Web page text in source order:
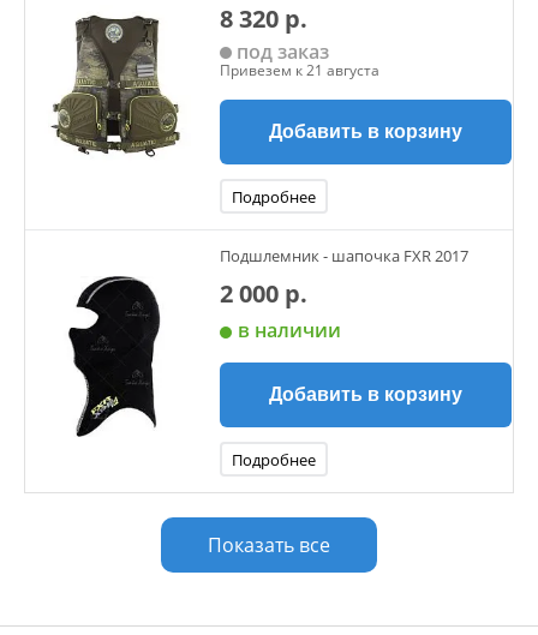
8 320 р.
под заказ
Привезем к 21 августа
Добавить в корзину
Подробнее
Подшлемник - шапочка FXR 2017
2 000 р.
в наличии
Добавить в корзину
Подробнее
Показать все